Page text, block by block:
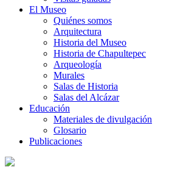
El Museo
Quiénes somos
Arquitectura
Historia del Museo
Historia de Chapultepec
Arqueología
Murales
Salas de Historia
Salas del Alcázar
Educación
Materiales de divulgación
Glosario
Publicaciones